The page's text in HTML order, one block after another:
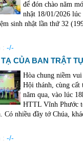
để đón chào năm
nhật 18/01/2026
sinh nhật lần thứ 32
: -/-
CỦA BAN TRẬT
Hòa chung niềm
Hội thánh, cùng cất
năm qua, vào lúc
HTTL Vĩnh Phước
Có nhiều đầy tớ Chúa,
: -/-